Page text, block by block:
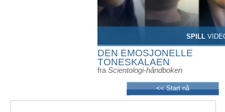
SPILL
DEN EMOSJONELLE
TONESKALAEN
fra Scientologi-håndboken
<< Start nå